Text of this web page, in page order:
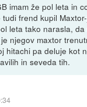
imam že pol leta in
frend kupil
leta tako narasla,
njegov maxtor
hitachi pa deluje kot
in seveda tih.